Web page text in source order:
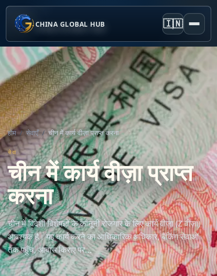
CHINA GLOBAL HUB 🇮🇳
होम / सेवाएँ / चीन में कार्य वीज़ा प्राप्त करना
सेवा
चीन में कार्य वीज़ा प्राप्त
करना
चीन में विदेशी विशेषज्ञों के कानूनी रोजगार के लिए कार्य वीज़ा (Z वीज़ा)
आवश्यक है। यह कार्य करने का आधिकारिक अधिकार, बैंकिंग सेवाओं
तक पहुँच, आवास किराए पर...